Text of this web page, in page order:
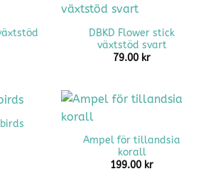
DBKD Flower stick
växtstöd svart
79.00 kr
Ampel för tillandsia
korall
199.00 kr